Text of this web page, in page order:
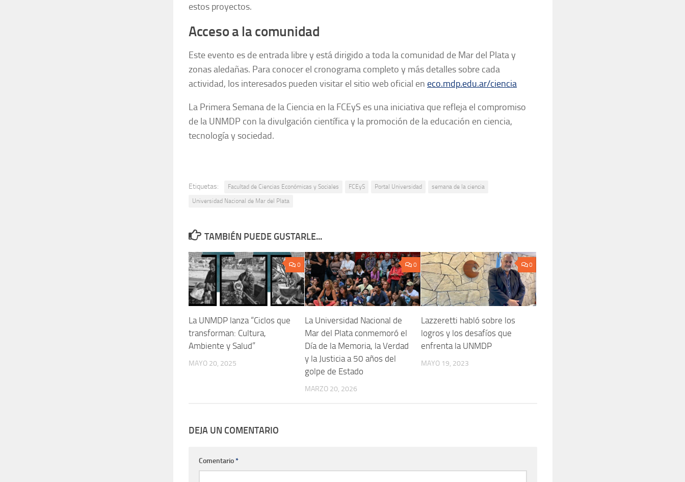
estos proyectos.
Acceso a la comunidad
Este evento es de entrada libre y está dirigido a toda la comunidad de Mar del Plata y
zonas aledañas. Para conocer el cronograma completo y más detalles sobre cada
actividad, los interesados pueden visitar el sitio web oficial en eco.mdp.edu.ar/ciencia
La Primera Semana de la Ciencia en la FCEyS es una iniciativa que refleja el compromiso
de la UNMDP con la divulgación científica y la promoción de la educación en ciencia,
tecnología y sociedad.
Etiquetas: Facultad de Ciencias Económicas y Sociales FCEyS Portal Universidad
semana de la ciencia
Universidad Nacional de Mar del Plata
TAMBIÉN PUEDE GUSTARLE...
0
La UNMDP lanza “Ciclos que
transforman: Cultura,
Ambiente y Salud”
MAYO 20, 2025
0
La Universidad Nacional de
Mar del Plata conmemoró el
Día de la Memoria, la Verdad
y la Justicia a 50 años del
golpe de Estado
MARZO 20, 2026
0
Lazzeretti habló sobre los
logros y los desafíos que
enfrenta la UNMDP
MAYO 19, 2023
DEJA UN COMENTARIO
Comentario*